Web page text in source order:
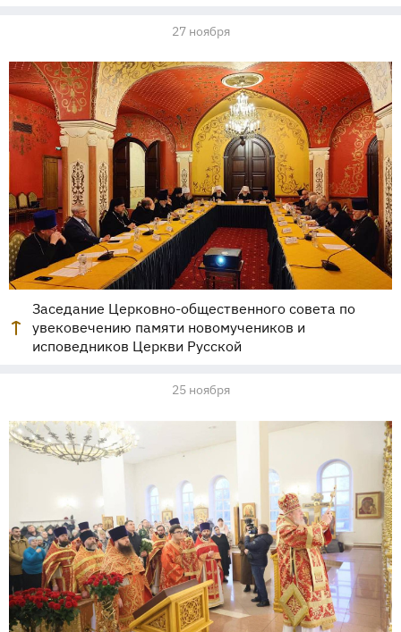
27 ноября
Заседание Церковно-общественного совета по
увековечению памяти новомучеников и
исповедников Церкви Русской
25 ноября